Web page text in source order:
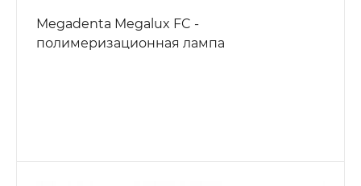
Megadenta Megalux FC -
полимеризационная лампа